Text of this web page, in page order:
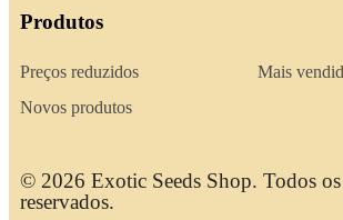
Produtos
Preços reduzidos
Novos produtos
Mais
© 2026 Exotic Seeds Shop. Todos
reservados.